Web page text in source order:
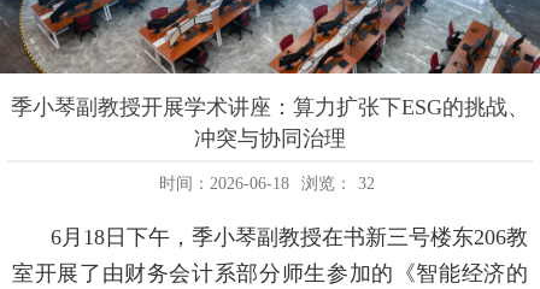
季小琴副教授开展学术讲座：算力扩张下ESG的挑战、
冲突与协同治理
时间：2026-06-18 浏览： 32
6 月 18日下午，季小琴副教授在书新三号楼东206教
室开展了由财务会计系部分师生参加的 《智能经济的